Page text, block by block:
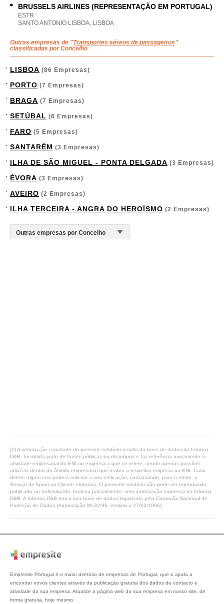
BRUSSELS AIRLINES (REPRESENTAÇÃO EM PORTUGAL)
ESTR
SANTO ANTONIO LISBOA, LISBOA
Outras empresas de "Transportes aéreos de passageiros"
classificadas por Concelho
LISBOA (86 Empresas)
PORTO (7 Empresas)
BRAGA (7 Empresas)
SETÚBAL (6 Empresas)
FARO (5 Empresas)
SANTARÉM (3 Empresas)
ILHA DE SÃO MIGUEL - PONTA DELGADA (3 Empresas)
ÉVORA (3 Empresas)
AVEIRO (2 Empresas)
ILHA TERCEIRA - ANGRA DO HEROÍSMO (2 Empresas)
(1) A informação constante do presente relatório resulta da base de dados da Informa
D&B, foi obtida junto de fontes públicas ou do próprio e faz referência unicamente à
atividade empresarial do ENI ou empresa a que se refere, sendo apenas possível
utilizá-la dentro do âmbito empresarial que realiza a respetiva empresa ou ENI. Caso
detete algum erro poderá solicitar a sua retificação, contactando, para o efeito, o
Serviço de Apoio ao Cliente eInforma. O presente relatório não pode ser reproduzido,
publicado ou redistribuído, total ou parcialmente, sem autorização expressa da Informa
D&B. A Informa D&B tem a sua base de dados legalizada pela Comissão Nacional de
Proteção de Dados (Autorização Nº 32/96, emitida a 27/02/1996).
Empresite Portugal é o maior diretório de empresas de Portugal, que o ajuda a
encontrar novos clientes através da publicação gratuita dos dados de contacto e
atividade da sua empresa. Atualize a página web da sua empresa em nosso site, de
forma gratuita, hoje mesmo.